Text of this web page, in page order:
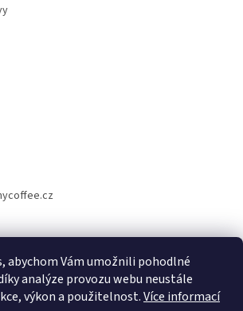
abychom Vám umožnili pohodlné
analýze provozu webu neustále
výkon a použitelnost.Více informací